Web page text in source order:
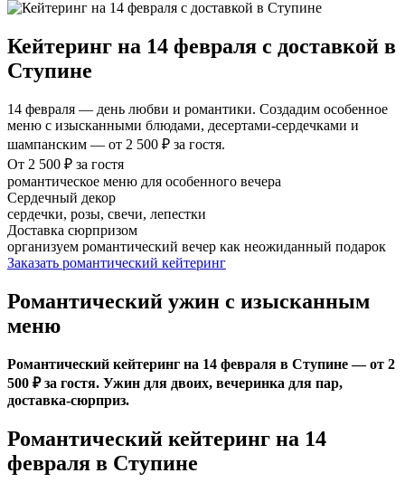
Кейтеринг на 14 февраля с доставкой в
Ступине
14 февраля — день любви и романтики. Создадим особенное
меню с изысканными блюдами, десертами-сердечками и
шампанским — от 2 500 ₽ за гостя.
От 2 500 ₽ за гостя
романтическое меню для особенного вечера
Сердечный декор
сердечки, розы, свечи, лепестки
Доставка сюрпризом
организуем романтический вечер как неожиданный подарок
Заказать романтический кейтеринг
Романтический ужин с изысканным
меню
Романтический кейтеринг на 14 февраля в Ступине — от 2
500 ₽ за гостя. Ужин для двоих, вечеринка для пар,
доставка-сюрприз.
Романтический кейтеринг на 14
февраля в Ступине